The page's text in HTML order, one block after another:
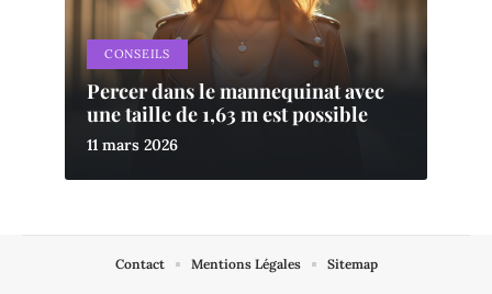
CONSEILS
Percer dans le mannequinat avec
une taille de 1,63 m est possible
11 mars 2026
Contact Mentions Légales Sitemap